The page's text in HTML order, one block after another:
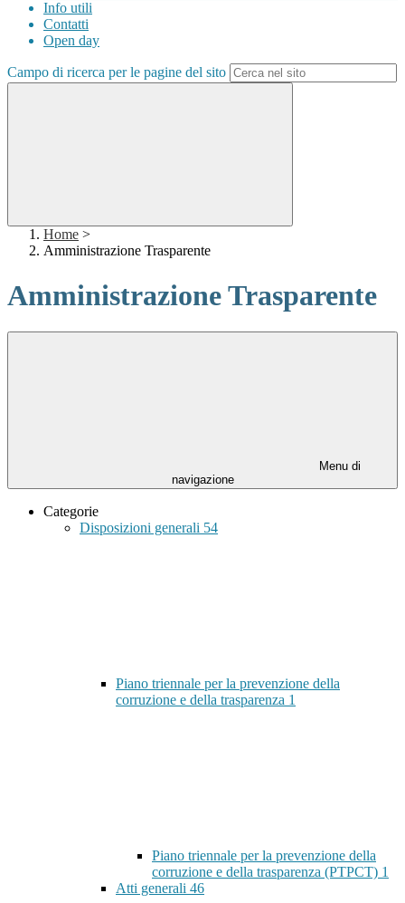
Info utili
Contatti
Open day
Campo di ricerca per le pagine del sito
Home >
Amministrazione Trasparente
Amministrazione Trasparente
Menu di
navigazione
Categorie
Disposizioni generali 54
Piano triennale per la prevenzione della
corruzione e della trasparenza 1
Piano triennale per la prevenzione della
corruzione e della trasparenza (PTPCT) 1
Atti generali 46